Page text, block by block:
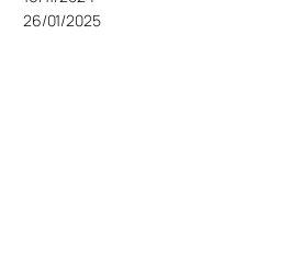
26/01/2025